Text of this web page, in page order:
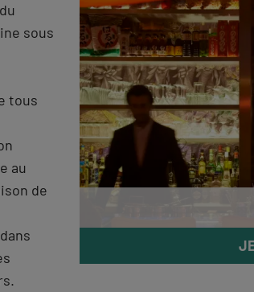
sous
tous
au
de